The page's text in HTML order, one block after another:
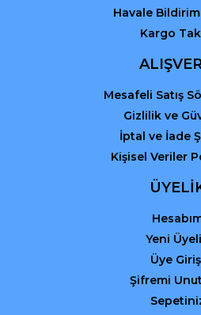
Havale
Kargo
Mesafeli Satış
Gizlilik ve
İptal ve İade
Kişisel Veriler
Yeni
Üye
Şifremi